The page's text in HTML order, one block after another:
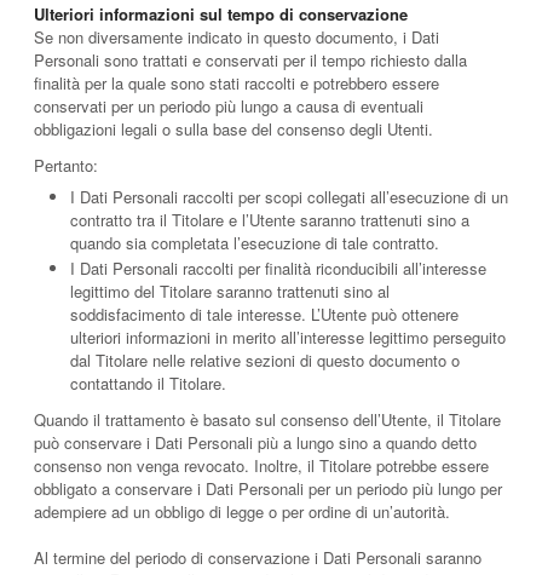
Ulteriori informazioni sul tempo di conservazione
Se non diversamente indicato in questo documento, i Dati
Personali sono trattati e conservati per il tempo richiesto dalla
finalità per la quale sono stati raccolti e potrebbero essere
conservati per un periodo più lungo a causa di eventuali
obbligazioni legali o sulla base del consenso degli Utenti.
Pertanto:
I Dati Personali raccolti per scopi collegati all’esecuzione di un
contratto tra il Titolare e l’Utente saranno trattenuti sino a
quando sia completata l’esecuzione di tale contratto.
I Dati Personali raccolti per finalità riconducibili all’interesse
legittimo del Titolare saranno trattenuti sino al
soddisfacimento di tale interesse. L’Utente può ottenere
ulteriori informazioni in merito all’interesse legittimo perseguito
dal Titolare nelle relative sezioni di questo documento o
contattando il Titolare.
Quando il trattamento è basato sul consenso dell’Utente, il Titolare
può conservare i Dati Personali più a lungo sino a quando detto
consenso non venga revocato. Inoltre, il Titolare potrebbe essere
obbligato a conservare i Dati Personali per un periodo più lungo per
adempiere ad un obbligo di legge o per ordine di un’autorità.
Al termine del periodo di conservazione i Dati Personali saranno